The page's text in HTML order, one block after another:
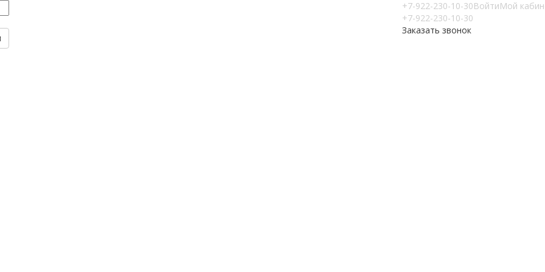
ВойтиМой
+7-922-230-10-30
+7-922-230-10-30
Заказать звонок